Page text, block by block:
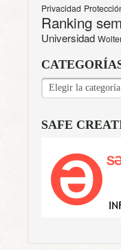
Privacidad
Ranking
Universidad
CATEGORÍAS
SAFE